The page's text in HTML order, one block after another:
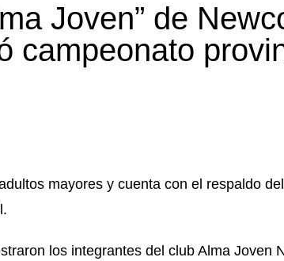
Joven” de
campeonato
mayores y cuenta con el respaldo
los integrantes del club Alma Joven